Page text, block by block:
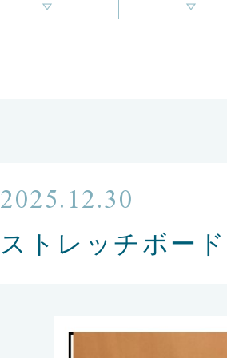
2025.12.30
ストレッチボー